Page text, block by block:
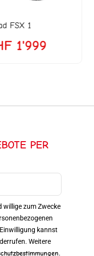
FSX 1
1'999
PER
willige zum Zwecke
kannst
Weitere
.